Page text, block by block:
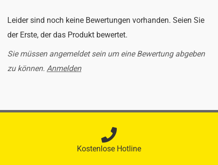
Leider sind noch keine Bewertungen vorhanden. Seien Sie
der Erste, der das Produkt bewertet.
Sie müssen angemeldet sein um eine Bewertung abgeben
zu können. Anmelden
Kostenlose Hotline